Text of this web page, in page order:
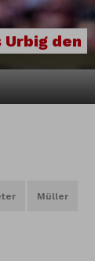
Urbig den
Müller